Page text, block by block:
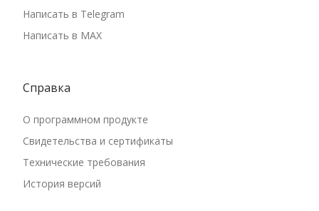
Написать в Telegram
Написать в MAX
Справка
О программном продукте
Свидетельства и сертификаты
Технические требования
История версий